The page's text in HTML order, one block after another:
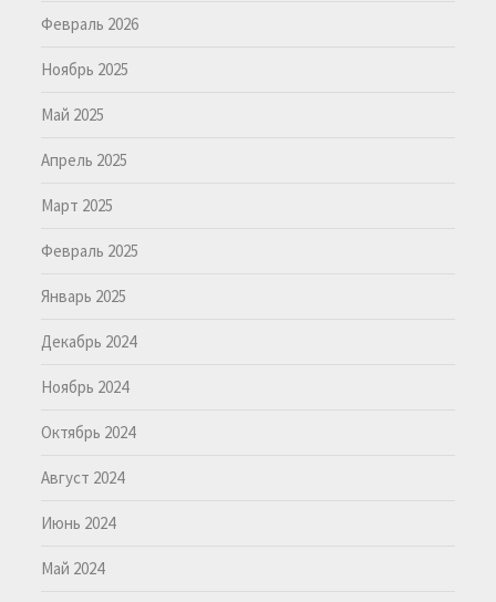
Февраль 2026
Ноябрь 2025
Май 2025
Апрель 2025
Март 2025
Февраль 2025
Январь 2025
Декабрь 2024
Ноябрь 2024
Октябрь 2024
Август 2024
Июнь 2024
Май 2024